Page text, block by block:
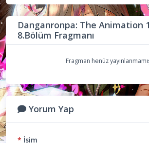
Danganronpa: The Animation
8.Bölüm Fragmanı
Fragman henüz
Yorum Yap
* İsim